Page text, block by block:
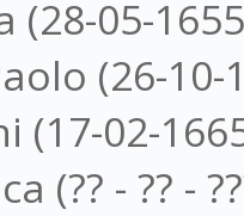
(28-05-
(26-10-
(17-02-
(?? - ?? -